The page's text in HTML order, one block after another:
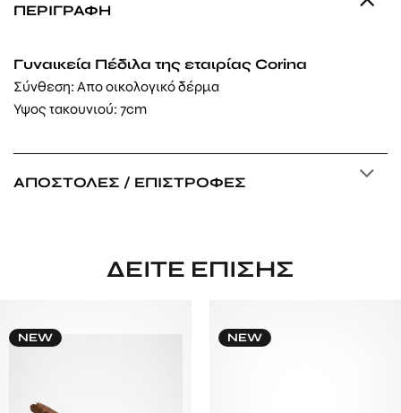
ΠΕΡΙΓΡΑΦΉ
Γυναικεία Πέδιλα της εταιρίας Corina
Σύνθεση: Απο οικολογικό δέρμα
Υψος τακουνιού: 7cm
ΑΠΟΣΤΟΛΈΣ / ΕΠΙΣΤΡΟΦΈΣ
ΔΕΊΤΕ ΕΠΊΣΗΣ
NEW NEW